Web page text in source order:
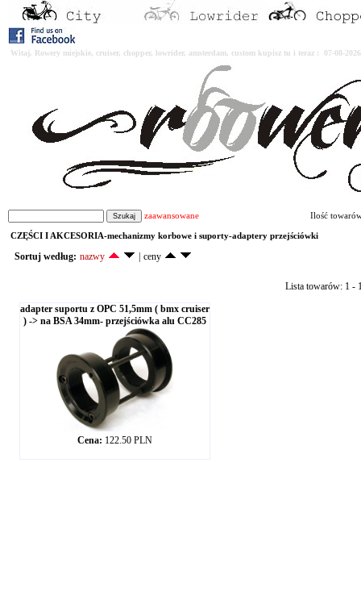
Witaj. Rowery miejskie, cruiser, chopper, lowrider, amsterdam, custom kupisz tu i teraz : 07-08-
zaawansowane Ilość
CZĘŚCI I AKCESORIA-mechanizmy korbowe i suporty-adaptery przejściówki
Sortuj według: nazwy ceny
Lista towarów: 1 -
adapter suportu z OPC 51,5mm ( bmx cruiser
) -> na BSA 34mm- przejściówka alu CC285
Cena: 122.50 PLN